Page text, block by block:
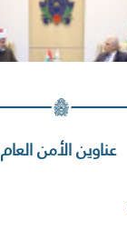
عناوين الأمن العام